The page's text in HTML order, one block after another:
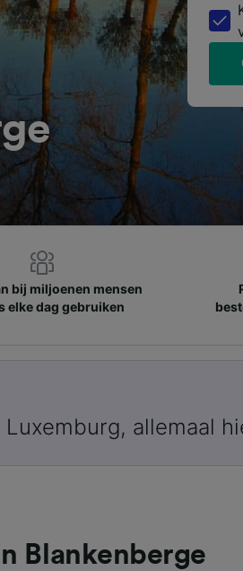
bij miljoenen mensen
elke dag gebruiken
allemaal
Blankenberge